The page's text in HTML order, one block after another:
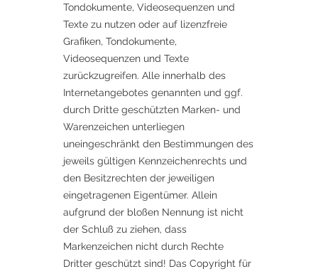
Tondokumente, Videosequenzen und
Texte zu nutzen oder auf lizenzfreie
Grafiken, Tondokumente,
Videosequenzen und Texte
zurückzugreifen. Alle innerhalb des
Internetangebotes genannten und ggf.
durch Dritte geschützten Marken- und
Warenzeichen unterliegen
uneingeschränkt den Bestimmungen des
jeweils gültigen Kennzeichenrechts und
den Besitzrechten der jeweiligen
eingetragenen Eigentümer. Allein
aufgrund der bloßen Nennung ist nicht
der Schluß zu ziehen, dass
Markenzeichen nicht durch Rechte
Dritter geschützt sind! Das Copyright für